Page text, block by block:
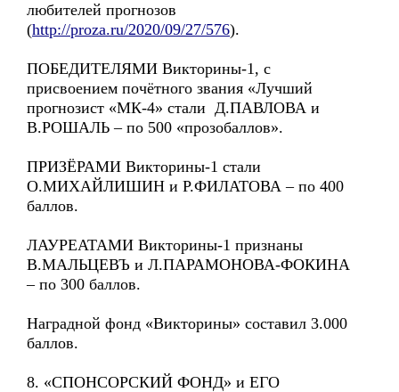
любителей прогнозов
(http://proza.ru/2020/09/27/576).
ПОБЕДИТЕЛЯМИ Викторины-1, с
присвоением почётного звания «Лучший
прогнозист «МК-4» стали Д.ПАВЛОВА и
В.РОШАЛЬ – по 500 «прозобаллов».
ПРИЗЁРАМИ Викторины-1 стали
О.МИХАЙЛИШИН и Р.ФИЛАТОВА – по 400
баллов.
ЛАУРЕАТАМИ Викторины-1 признаны
В.МАЛЬЦЕВЪ и Л.ПАРАМОНОВА-ФОКИНА
– по 300 баллов.
Наградной фонд «Викторины» составил 3.000
баллов.
8. «СПОНСОРСКИЙ ФОНД» и ЕГО